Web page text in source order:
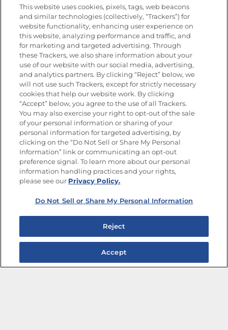
Únete a La Cocina Goya®
Recibe Nuevas Recetas, Ofertas Especiales y
Promociones
SÍGUENOS EN LAS REDES SOCIALES
Mapa del sitioPolítica de privacidad
Limitar el uso de mis datos personales sensibles
No vender ni compartir mis datos personales
Copyright © 2026 Goya Foods, Inc. Todos los derechos reservados.
This website uses cookies, pixels, tags, web beacons
and similar technologies (collectively, “Trackers”) for
website functionality, enhancing user experience on
this website, analyzing performance and traffic, and
for marketing and targeted advertising. Through
these Trackers, we also share information about your
use of our website with our social media, advertising,
and analytics partners. By clicking “Reject” below, we
will not use such Trackers, except for strictly necessary
cookies that help our website work. By clicking
“Accept” below, you agree to the use of all Trackers.
You may also exercise your right to opt-out of the sale
of your personal information or sharing of your
personal information for targeted advertising, by
clicking on the “Do Not Sell or Share My Personal
Information” link or communicating an opt-out
preference signal. To learn more about our personal
information handling practices and your rights,
please see our Privacy Policy.
Do Not Sell or Share My Personal Information
Reject
Accept